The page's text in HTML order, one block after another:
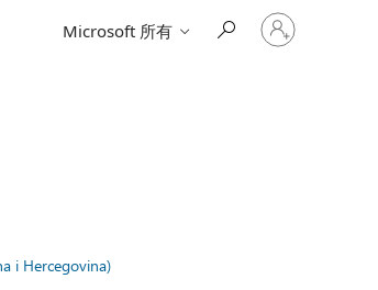
Microsoft 所有
登
入
i Hercegovina)